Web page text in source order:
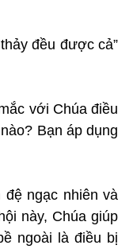
đều được cả”
với Chúa điều
Bạn áp dụng
ngạc nhiên và
này, Chúa giúp
ngoài là điều bị